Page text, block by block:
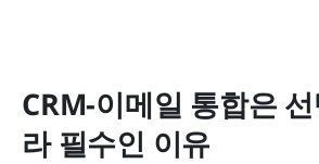
CRM-이메일 통합은
라 필수인 이유